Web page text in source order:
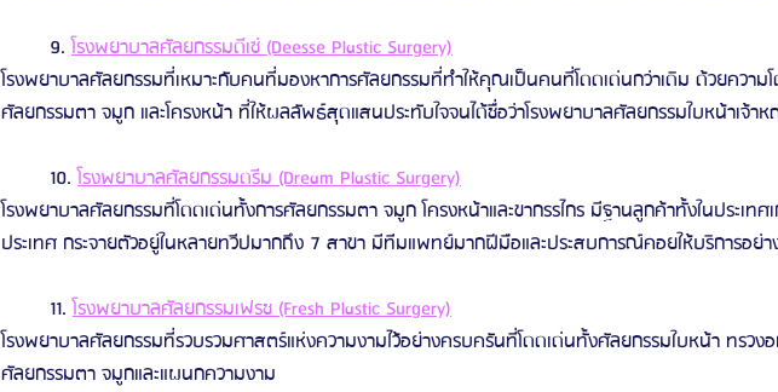
	9.
โรงพยาบาลศัลยกรรมดีเซ่ (Deesse Plastic Surgery)
โรงพยาบาลศัลยกรรมที่เหมาะกับคนที่มองหาการศัลยกรรมที่ทำให้คุณเป็นคนที่โดดเด่นกว่าเดิม ด้วยความ
ศัลยกรรมตา จมูก และโครงหน้า ที่ให้ผลลัพธ์สุดแสนประทับใจจนได้ชื่อว่าโรงพยาบาลศัลยกรรมใบหน้าเจ้า
	10.
โรงพยาบาลศัลยกรรมดรีม (Dream Plastic Surgery)
โรงพยาบาลศัลยกรรมที่โดดเด่นทั้งการศัลยกรรมตา จมูก โครงหน้าและขากรรไกร มีฐานลูกค้าทั้งในประเทศ
ประเทศ กระจายตัวอยู่ในหลายทวีปมากถึง 7 สาขา มีทีมแพทย์มากฝีมือและประสบการณ์คอยให้บริการอย่า
	11.
โรงพยาบาลศัลยกรรมเฟรช (Fresh Plastic Surgery)
โรงพยาบาลศัลยกรรมที่รวบรวมศาสตร์แห่งความงามไว้อย่างครบครันที่โดดเด่นทั้งศัลยกรรมใบหน้า ทรวงอ
ศัลยกรรมตา จมูกและแผนกความงาม